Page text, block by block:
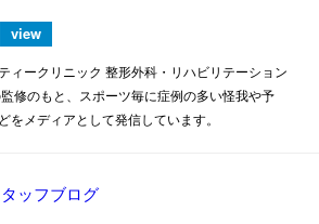
view
ィークリニック 整形外科・リハビリテーション
修のもと、スポーツ毎に症例の多い怪我や予
をメディアとして発信しています。